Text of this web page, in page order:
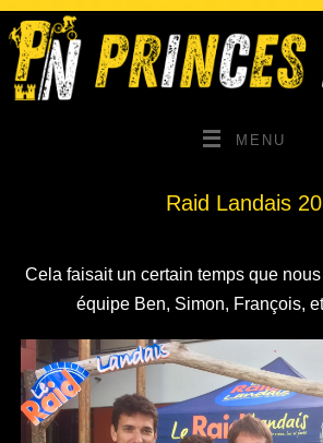
MENU
Raid Landais
Cela faisait un certain temps que
équipe Ben, Simon, François,